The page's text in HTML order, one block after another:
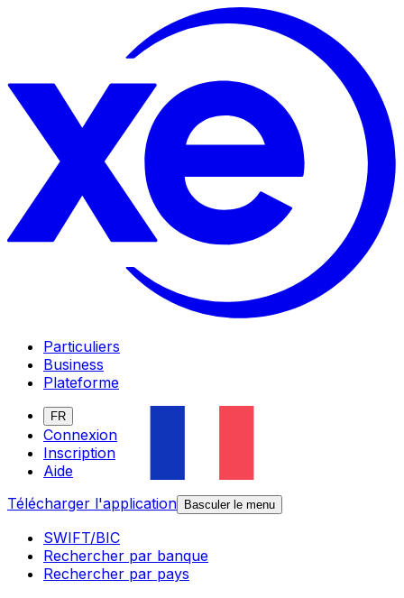
Particuliers
Business
Plateforme
FR
Connexion
Inscription
Aide
Télécharger l'application
Basculer le menu
SWIFT/BIC
Rechercher par banque
Rechercher par pays